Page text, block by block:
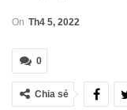
On Th4 5, 2022
0
Chia sẻ